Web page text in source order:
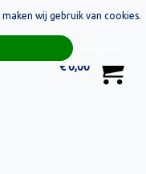
€ 0,00
wij gebruik van cookies.